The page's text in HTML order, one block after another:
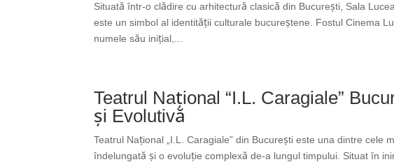
Situată într-o clădire cu arhitectură clasică din București, Sala
este un simbol al identității culturale bucureștene. Fostul Cinema
numele său inițial,...
Teatrul Național “I.L. Caragiale”
și Evolutivă
Teatrul Național „I.L. Caragiale” din București este una dintre cele
îndelungată și o evoluție complexă de-a lungul timpului. Situat în